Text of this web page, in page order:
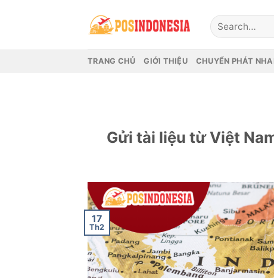
TRANG CHỦ GIỚI THIỆU CHUYỂN PHÁT
Gửi tài liệu từ Việt
17
Th2